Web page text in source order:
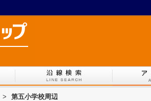
> 第五小学校周辺